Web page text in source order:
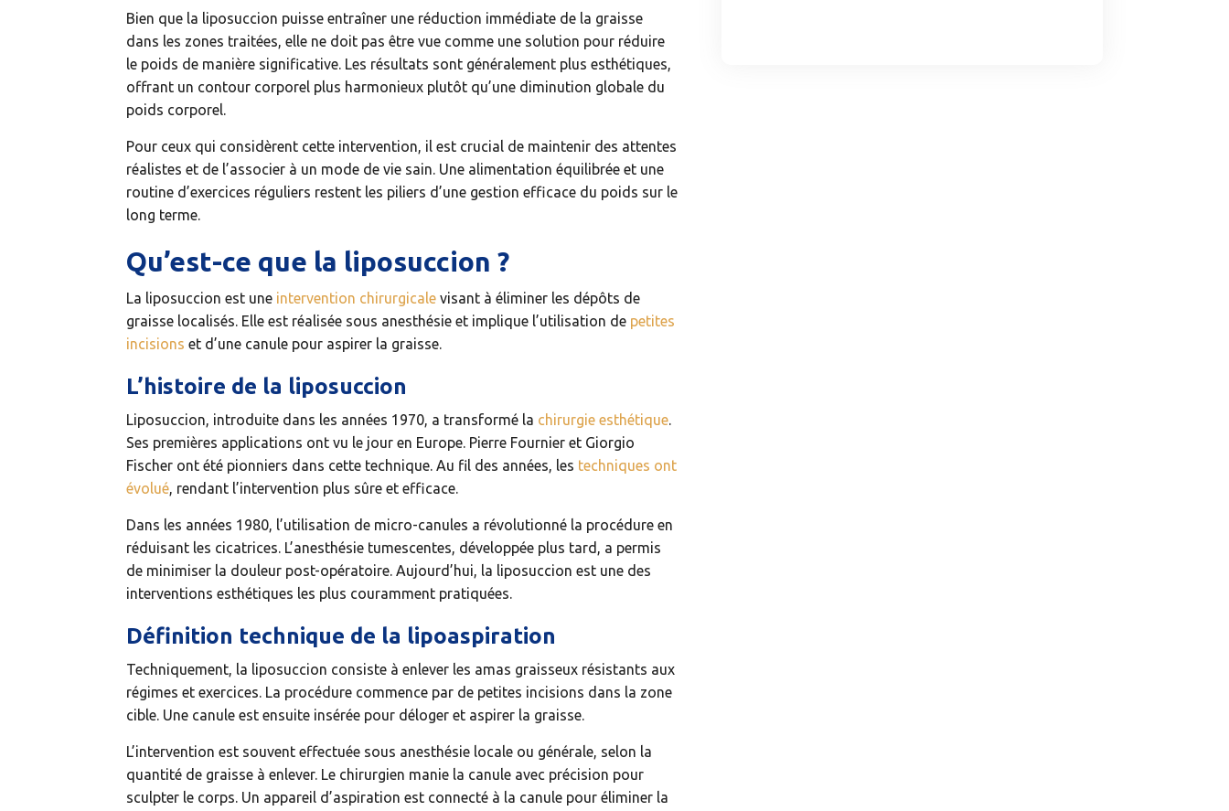
Bien que la liposuccion puisse entraîner une réduction immédiate de la graisse
dans les zones traitées, elle ne doit pas être vue comme une solution pour réduire
le poids de manière significative. Les résultats sont généralement plus esthétiques,
offrant un contour corporel plus harmonieux plutôt qu’une diminution globale du
poids corporel.
Pour ceux qui considèrent cette intervention, il est crucial de maintenir des attentes
réalistes et de l’associer à un mode de vie sain. Une alimentation équilibrée et une
routine d’exercices réguliers restent les piliers d’une gestion efficace du poids sur le
long terme.
Qu’est-ce que la liposuccion ?
La liposuccion est une intervention chirurgicale visant à éliminer les dépôts de
graisse localisés. Elle est réalisée sous anesthésie et implique l’utilisation de petites
incisions et d’une canule pour aspirer la graisse.
L’histoire de la liposuccion
Liposuccion, introduite dans les années 1970, a transformé la chirurgie esthétique.
Ses premières applications ont vu le jour en Europe. Pierre Fournier et Giorgio
Fischer ont été pionniers dans cette technique. Au fil des années, les techniques ont
évolué, rendant l’intervention plus sûre et efficace.
Dans les années 1980, l’utilisation de micro-canules a révolutionné la procédure en
réduisant les cicatrices. L’anesthésie tumescentes, développée plus tard, a permis
de minimiser la douleur post-opératoire. Aujourd’hui, la liposuccion est une des
interventions esthétiques les plus couramment pratiquées.
Définition technique de la lipoaspiration
Techniquement, la liposuccion consiste à enlever les amas graisseux résistants aux
régimes et exercices. La procédure commence par de petites incisions dans la zone
cible. Une canule est ensuite insérée pour déloger et aspirer la graisse.
L’intervention est souvent effectuée sous anesthésie locale ou générale, selon la
quantité de graisse à enlever. Le chirurgien manie la canule avec précision pour
sculpter le corps. Un appareil d’aspiration est connecté à la canule pour éliminer la